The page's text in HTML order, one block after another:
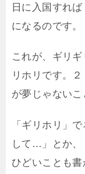
日に入国すれ
になるのです。
これが、ギリ
リホリです。
が夢じゃないこ
「ギリホリ」
して…」とか、
ひどいことも